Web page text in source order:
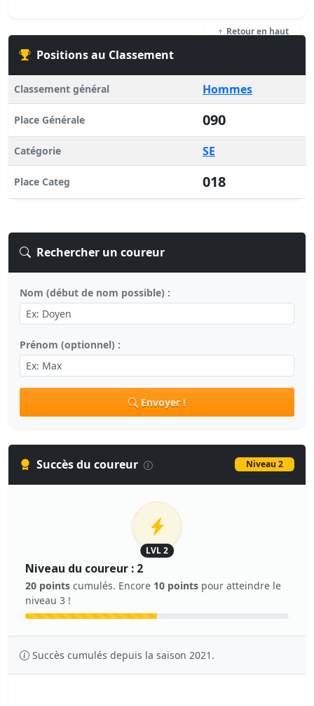
Retour en haut
Positions au Classement
Classement général Hommes
Place Générale 090
Catégorie SE
Place Categ 018
Rechercher un coureur
Nom (début de nom possible) :
Prénom (optionnel) :
Envoyer !
Succès du coureur Niveau 2
LVL 2
Niveau du coureur : 2
20 points cumulés. Encore 10 points pour atteindre le
niveau 3 !
Succès cumulés depuis la saison 2021.